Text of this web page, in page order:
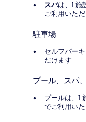
スパは、1 施
ご利用いた
駐車場
セルフパー
だけます
プール、スパ
プールは、1
でご利用い